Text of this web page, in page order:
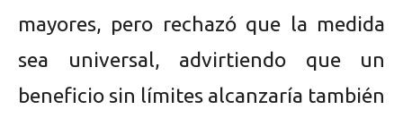
mayores, pero rechazó que la medida
sea universal, advirtiendo que un
beneficio sin límites alcanzaría también